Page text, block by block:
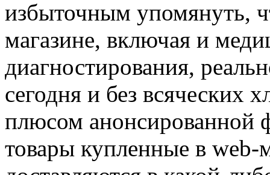
избыточным упомянуть,
магазине, включая и
диагностирования,
сегодня и без всяческих
плюсом анонсированной
товары купленные в web-